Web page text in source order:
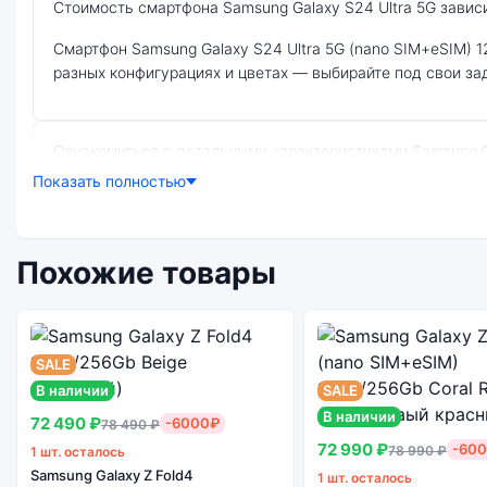
Стоимость смартфона Samsung Galaxy S24 Ultra 5G
смартфон Samsung Galaxy S24 Ultra 5G (nano SIM+eSIM) 12Gb/512Gb Titanium Black (Чёрный Титан) — удачное сочетание цены, производительности и дизайна. Модель доступна в
разных конфигурациях и цветах — выбирайте под свои
Ознакомиться с детальными характеристиками Samsung Galaxy S24 Ultra 5G (nano SIM+eSIM) 12Gb/512Gb Titanium Black (Чёрный Титан) можно ниже, в разделе «Характеристики».
Если выбранной конфигурации нет в наличии —
Энергоемкий
аккумулятор
Процессор
Показать полностью
Похожие товары
SALE
В наличии
72 490 ₽78 490 ₽ -6000₽
1 шт. осталось
Samsung Galaxy Z Fold4
SALE
В наличии
72 990 ₽78 990 ₽ -
1 шт. осталось